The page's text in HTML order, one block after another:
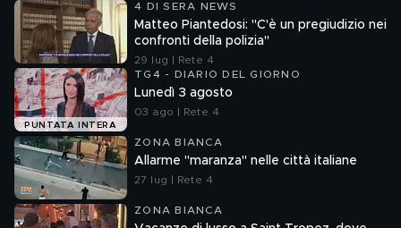
4 DI SERA NEWS
Matteo Piantedosi: "C'è un pregiudizio nei
confronti della polizia"
29 lug | Rete 4
PUNTATA INTERA
TG4 - DIARIO DEL GIORNO
Lunedì 3 agosto
03 ago | Rete 4
ZONA BIANCA
Allarme "maranza" nelle città italiane
27 lug | Rete 4
ZONA BIANCA